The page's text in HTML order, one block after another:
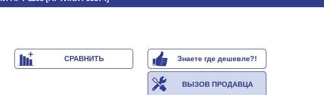
СРАВНИТЬ Знаете где дешевле?!
ВЫЗОВ ПРОДАВЦА